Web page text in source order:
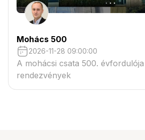
Mohács 500
2026-11-28 09:00:00
A mohácsi csata 500.
rendezvények